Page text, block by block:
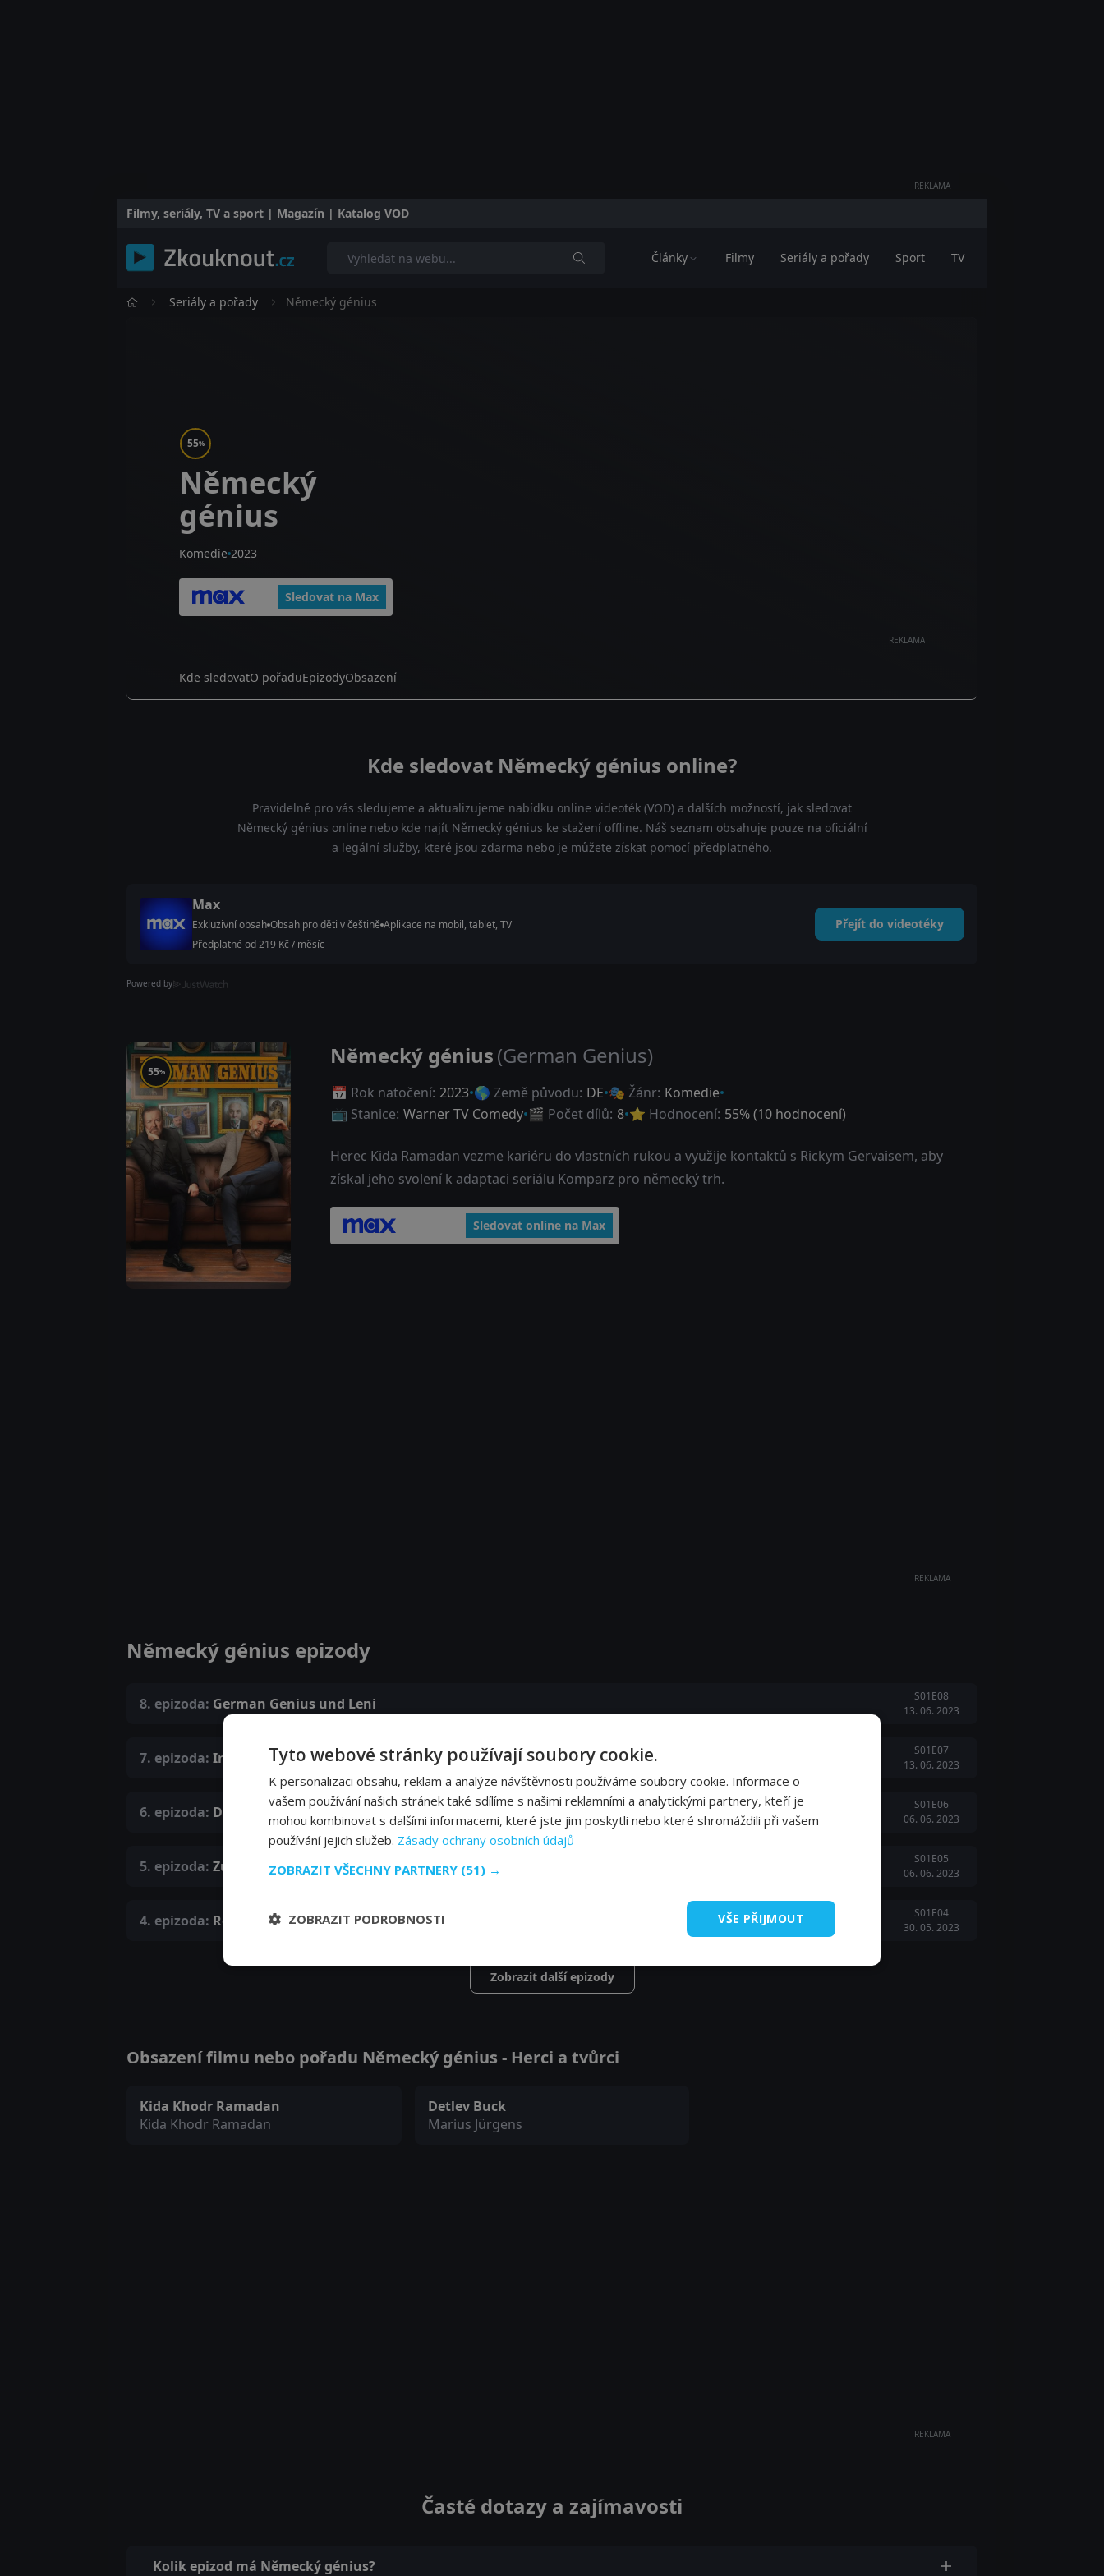
REKLAMA
Filmy, seriály, TV a sport | Magazín | Katalog VOD
Články Filmy Seriály a pořady Sport TV
Seriály a pořady Německý génius
REKLAMA
55%
Německý
génius
Komedie 2023
Sledovat na Max
Kde sledovatO pořaduEpizodyObsazení
Kde sledovat Německý génius online?
Pravidelně pro vás sledujeme a aktualizujeme nabídku online videoték (VOD) a dalších možností, jak sledovat
Německý génius online nebo kde najít Německý génius ke stažení offline. Náš seznam obsahuje pouze na oficiální
a legální služby, které jsou zdarma nebo je můžete získat pomocí předplatného.
Max
Exkluzivní obsah Obsah pro děti v češtině Aplikace na mobil, tablet, TV
Předplatné od 219 Kč / měsíc
Přejít do videotéky
Powered by
55%
Německý génius(German Genius)
📅 Rok natočení: 2023 🌎 Země původu: DE 🎭 Žánr: Komedie
📺 Stanice: Warner TV Comedy 🎬 Počet dílů: 8 ⭐ Hodnocení: 55% (10 hodnocení)
Herec Kida Ramadan vezme kariéru do vlastních rukou a využije kontaktů s Rickym Gervaisem, aby
získal jeho svolení k adaptaci seriálu Komparz pro německý trh.
Sledovat online na Max
REKLAMA
Německý génius epizody
8. epizoda: German Genius und Leni
S01E08
13. 06. 2023
7. epizoda: Intimitäten
S01E07
13. 06. 2023
6. epizoda: Der Shitstorm und Beethoven
S01E06
06. 06. 2023
5. epizoda: Zuversicht, gutes Aussehen und Einstein
S01E05
06. 06. 2023
4. epizoda: Revolverkredit
S01E04
30. 05. 2023
Zobrazit další epizody
Obsazení filmu nebo pořadu Německý génius - Herci a tvůrci
Kida Khodr Ramadan
Kida Khodr Ramadan
Detlev Buck
Marius Jürgens
REKLAMA
Časté dotazy a zajímavosti
Kolik epizod má Německý génius?
Tyto webové stránky používají soubory cookie.
K personalizaci obsahu, reklam a analýze návštěvnosti používáme soubory cookie. Informace o
vašem používání našich stránek také sdílíme s našimi reklamními a analytickými partnery, kteří je
mohou kombinovat s dalšími informacemi, které jste jim poskytli nebo které shromáždili při vašem
používání jejich služeb. Zásady ochrany osobních údajů
ZOBRAZIT VŠECHNY PARTNERY (51) →
VŠE PŘIJMOUT
ZOBRAZIT PODROBNOSTI